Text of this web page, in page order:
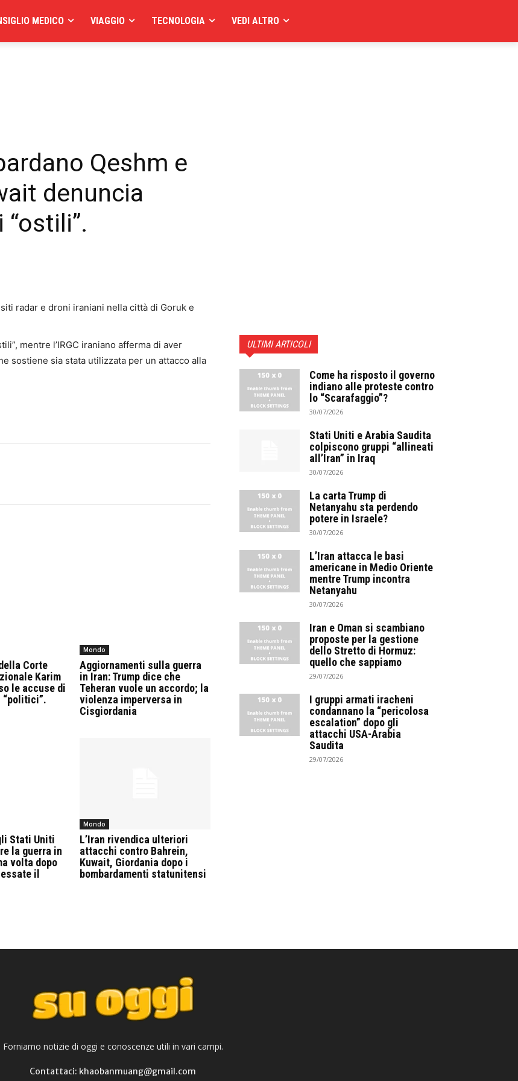
MEDICO VIAGGIO TECNOLOGIA VEDI ALTRO
Qeshm e
denuncia
radar e droni iraniani nella città di Goruk e
mentre l’IRGC iraniano afferma di aver
sostiene sia stata utilizzata per un attacco alla
Corte
Karim
le accuse di
Mondo
Aggiornamenti sulla guerra
in Iran: Trump dice che
Teheran vuole un accordo; la
violenza imperversa in
Cisgiordania
Stati Uniti
la guerra in
volta dopo
il
Mondo
L’Iran rivendica ulteriori
attacchi contro Bahrein,
Kuwait, Giordania dopo i
bombardamenti statunitensi
ULTIMI ARTICOLI
Come ha risposto il governo
indiano alle proteste contro
lo “Scarafaggio”?
30/07/2026
Stati Uniti e Arabia Saudita
colpiscono gruppi “allineati
all’Iran” in Iraq
30/07/2026
La carta Trump di
Netanyahu sta perdendo
potere in Israele?
30/07/2026
L’Iran attacca le basi
americane in Medio Oriente
mentre Trump incontra
Netanyahu
30/07/2026
Iran e Oman si scambiano
proposte per la gestione
dello Stretto di Hormuz:
quello che sappiamo
29/07/2026
I gruppi armati iracheni
condannano la “pericolosa
escalation” dopo gli
attacchi USA-Arabia
Saudita
29/07/2026
Forniamo notizie di oggi e conoscenze utili in vari campi.
Contattaci: khaobanmuang@gmail.com